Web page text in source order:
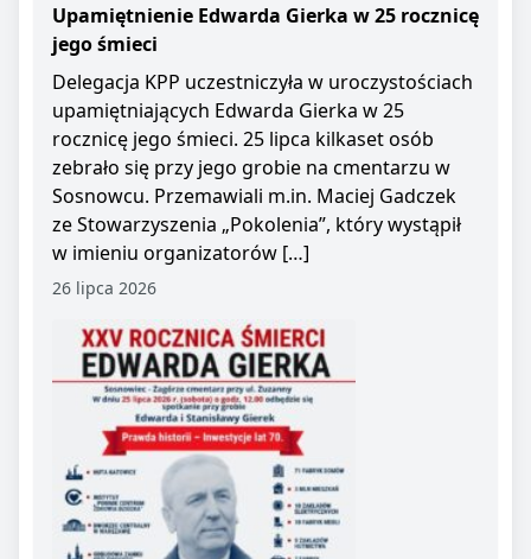
Upamiętnienie Edwarda Gierka w 25 rocznicę
jego śmieci
Delegacja KPP uczestniczyła w uroczystościach
upamiętniających Edwarda Gierka w 25
rocznicę jego śmieci. 25 lipca kilkaset osób
zebrało się przy jego grobie na cmentarzu w
Sosnowcu. Przemawiali m.in. Maciej Gadczek
ze Stowarzyszenia „Pokolenia”, który wystąpił
w imieniu organizatorów […]
26 lipca 2026